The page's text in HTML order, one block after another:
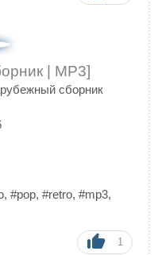
| MP3]
сборник
, #pop, #retro, #mp3,
1